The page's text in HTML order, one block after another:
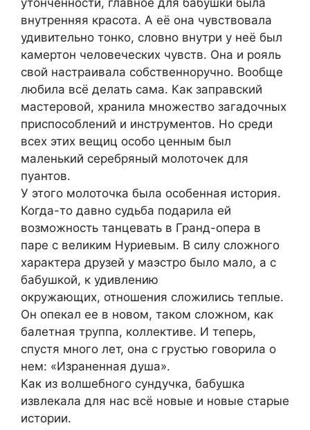
утонченности, главное для бабушки была
внутренняя красота. А её она чувствовала
удивительно тонко, словно внутри у неё был
камертон человеческих чувств. Она и рояль
свой настраивала собственноручно. Вообще
любила всё делать сама. Как заправский
мастеровой, хранила множество загадочных
приспособлений и инструментов. Но среди
всех этих вещиц особо ценным был
маленький серебряный молоточек для
пуантов.
У этого молоточка была особенная история.
Когда-то давно судьба подарила ей
возможность танцевать в Гранд-опера в
паре с великим Нуриевым. В силу сложного
характера друзей у маэстро было мало, а с
бабушкой, к удивлению
окружающих, отношения сложились теплые.
Он опекал ее в новом, таком сложном, как
балетная труппа, коллективе. И теперь,
спустя много лет, она с грустью говорила о
нем: «Израненная душа».
Как из волшебного сундучка, бабушка
извлекала для нас всё новые и новые старые
истории.